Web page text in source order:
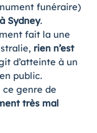
funéraire)
Sydney.
fait la une
rien n’est
d’atteinte à un
public.
genre de
très mal